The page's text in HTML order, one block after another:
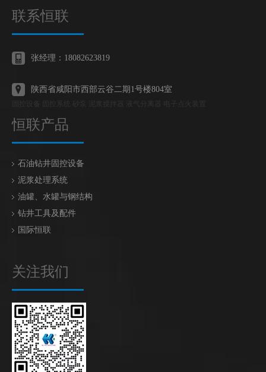
联系恒联
张经理：18082623819
陕西省咸阳市西部云谷二期1号楼804室
恒联产品
石油钻井固控设备
泥浆处理系统
油罐、水罐与钢结构
钻井工具及配件
国际恒联
关注我们